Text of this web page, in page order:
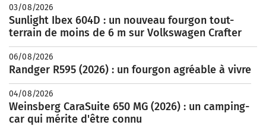
03/08/2026
Sunlight Ibex 604D : un nouveau fourgon tout-
terrain de moins de 6 m sur Volkswagen Crafter
06/08/2026
Randger R595 (2026) : un fourgon agréable à vivre
04/08/2026
Weinsberg CaraSuite 650 MG (2026) : un camping-
car qui mérite d'être connu